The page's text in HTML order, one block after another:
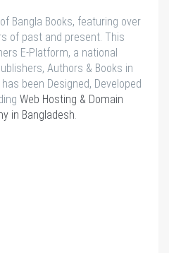
Bangla Books, featuring over
of past and present. This
E-Platform, a national
Authors & Books in
been Designed, Developed
Web Hosting & Domain
in Bangladesh